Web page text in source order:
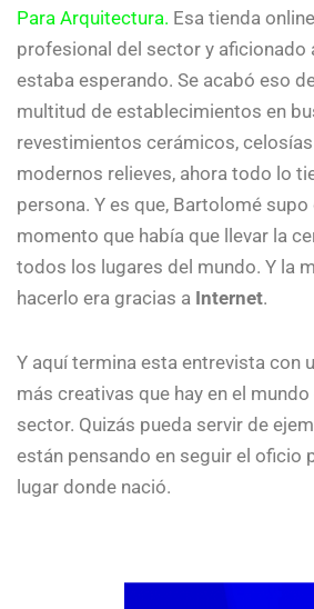
Para Arquitectura. Esa tienda
profesional del sector y aficionado
estaba esperando. Se acabó eso
multitud de establecimientos en
revestimientos cerámicos,
modernos relieves, ahora todo lo
persona. Y es que, Bartolomé
momento que había que llevar la
todos los lugares del mundo. Y la
hacerlo era gracias a Internet.
Y aquí termina esta entrevista con
más creativas que hay en el
sector. Quizás pueda servir de
están pensando en seguir el oficio
lugar donde nació.